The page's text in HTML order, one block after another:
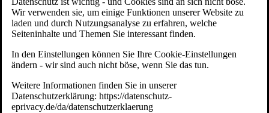
Wir verwenden sie, um einige Funktionen unserer Website zu
laden und durch Nutzungsanalyse zu erfahren, welche
Seiteninhalte und Themen Sie interessant finden.
In den Einstellungen können Sie Ihre Cookie-Einstellungen
ändern - wir sind auch nicht böse, wenn Sie das tun.
Weitere Informationen finden Sie in unserer
Datenschutzerklärung: https://datenschutz-
eprivacy.de/da/datenschutzerklaerung